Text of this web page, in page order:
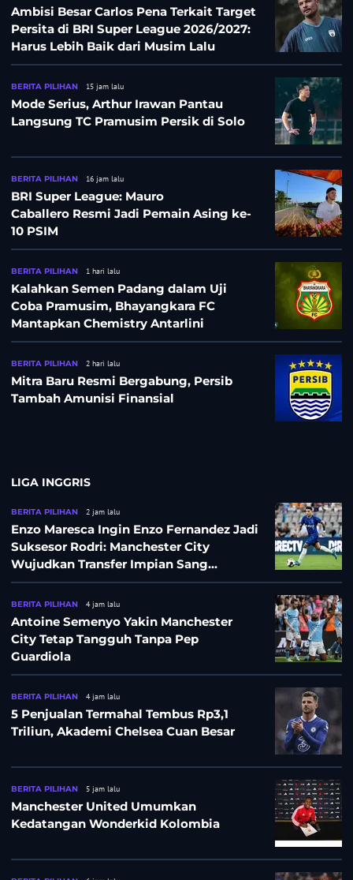
Ambisi Besar Carlos Pena Terkait Target
Persita di BRI Super League 2026/2027:
Harus Lebih Baik dari Musim Lalu
BERITA PILIHAN 15 jam lalu
Mode Serius, Arthur Irawan Pantau
Langsung TC Pramusim Persik di Solo
BERITA PILIHAN 16 jam lalu
BRI Super League: Mauro
Caballero Resmi Jadi Pemain Asing ke-
10 PSIM
BERITA PILIHAN 1 hari lalu
Kalahkan Semen Padang dalam Uji
Coba Pramusim, Bhayangkara FC
Mantapkan Chemistry Antarlini
BERITA PILIHAN 2 hari lalu
Mitra Baru Resmi Bergabung, Persib
Tambah Amunisi Finansial
LIGA INGGRIS
BERITA PILIHAN 2 jam lalu
Enzo Maresca Ingin Enzo Fernandez Jadi
Suksesor Rodri: Manchester City
Wujudkan Transfer Impian Sang
Pelatih?
BERITA PILIHAN 4 jam lalu
Antoine Semenyo Yakin Manchester
City Tetap Tangguh Tanpa Pep
Guardiola
BERITA PILIHAN 4 jam lalu
5 Penjualan Termahal Tembus Rp3,1
Triliun, Akademi Chelsea Cuan Besar
BERITA PILIHAN 5 jam lalu
Manchester United Umumkan
Kedatangan Wonderkid Kolombia